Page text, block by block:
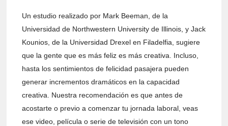
Un estudio realizado por Mark Beeman, de la
Universidad de Northwestern University de Illinois, y Jack
Kounios, de la Universidad Drexel en Filadelfia, sugiere
que la gente que es más feliz es más creativa. Incluso,
hasta los sentimientos de felicidad pasajera pueden
generar incrementos dramáticos en la capacidad
creativa. Nuestra recomendación es que antes de
acostarte o previo a comenzar tu jornada laboral, veas
ese video, película o serie de televisión con un tono